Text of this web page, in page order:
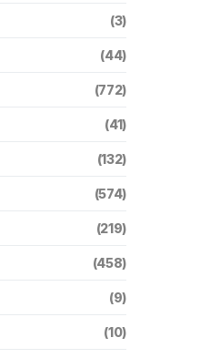
(3)
(44)
(772)
(41)
(132)
(574)
(219)
(458)
(9)
(10)